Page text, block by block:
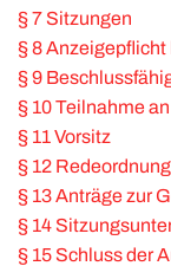
§ 7 Sitzungen
§ 8
§ 9
§ 10 Teilnahme
§ 11 Vorsitz
§ 12 Redeordnung
§ 13 Anträge zur
§ 14
§ 15 Schluss der